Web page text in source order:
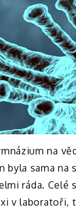
na
sama
ráda.
v